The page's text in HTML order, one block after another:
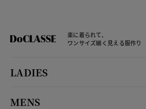
楽に着られて、
ワンサイズ細く見える服作り
LADIES
MENS